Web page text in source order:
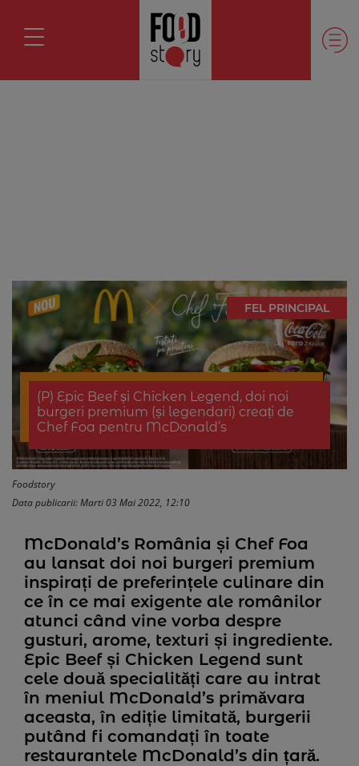
FEL PRINCIPAL
(P) Epic Beef și Chicken Legend, doi noi
burgeri premium (și legendari) creați de
Chef Foa pentru McDonald’s
Foodstory
Data publicarii: Marti 03 Mai 2022, 12:10
McDonald’s România și Chef Foa
au lansat doi noi burgeri premium
inspirați de preferințele culinare din
ce în ce mai exigente ale românilor
atunci când vine vorba despre
gusturi, arome, texturi și ingrediente.
Epic Beef și Chicken Legend sunt
cele două specialități care au intrat
în meniul McDonald’s primăvara
aceasta, în ediție limitată, burgerii
putând fi comandați în toate
restaurantele McDonald’s din țară.